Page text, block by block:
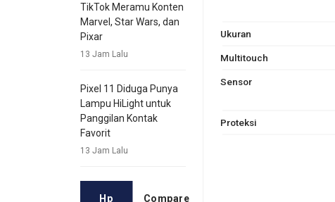
TikTok Meramu Konten
Marvel, Star Wars, dan
Pixar
13 Jam Lalu
Pixel 11 Diduga Punya
Lampu HiLight untuk
Panggilan Kontak
Favorit
13 Jam Lalu
Hp
Compare
Ukuran
Multitouch
Sensor
Proteksi